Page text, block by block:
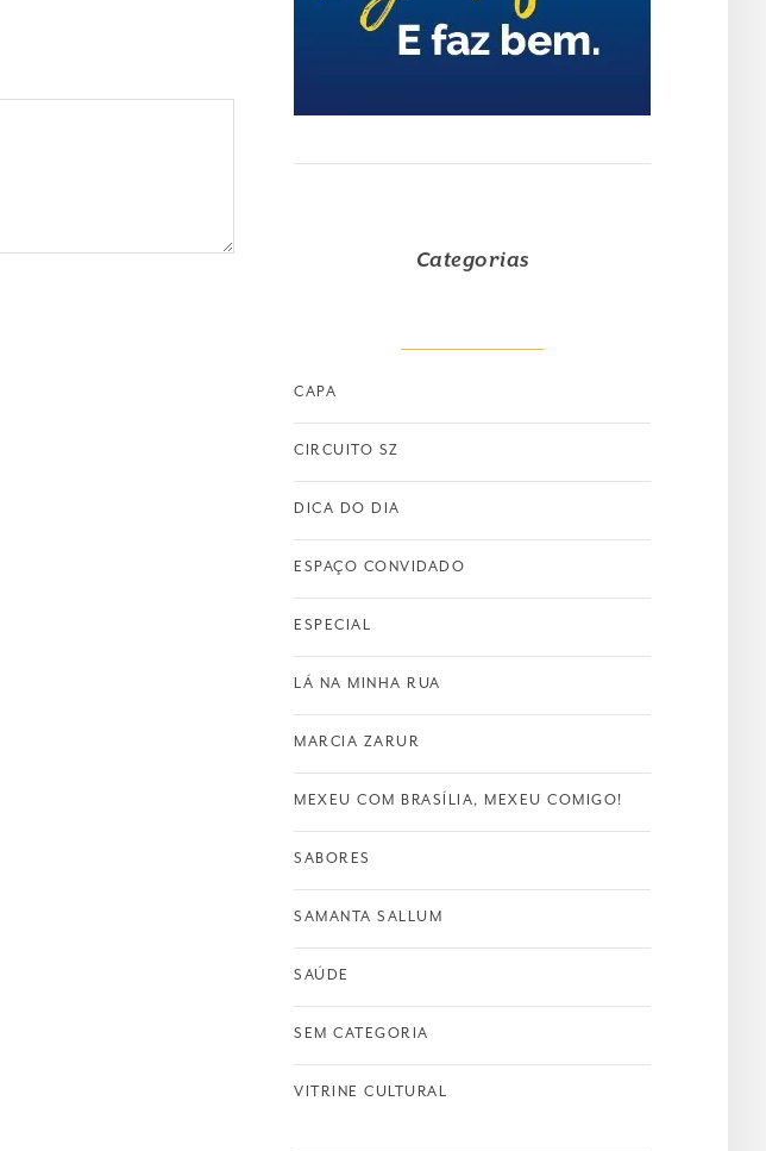
Categorias
CAPA
CIRCUITO SZ
DICA DO DIA
ESPAÇO CONVIDADO
ESPECIAL
LÁ NA MINHA RUA
MARCIA ZARUR
MEXEU COM BRASÍLIA, MEXEU COMIGO!
SABORES
SAMANTA SALLUM
SAÚDE
SEM CATEGORIA
VITRINE CULTURAL